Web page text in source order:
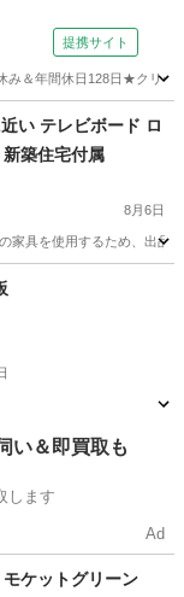
提携サイト
み＆年間休日128日★クリ
い テレビボード ロ
築住宅付属
8月6日
家具を使用するため、出
い＆即買取も
します
Ad
モケットグリーン